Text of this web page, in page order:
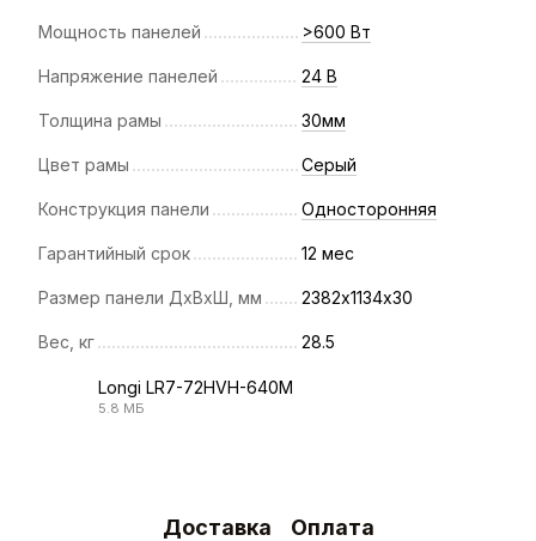
Мощность панелей >600 Вт
Напряжение панелей 24 В
Толщина рамы 30мм
Цвет рамы Серый
Конструкция панели Односторонняя
Гарантийный срок 12 мес
Размер панели ДхВхШ, мм 2382х1134х30
Вес, кг 28.5
Longi LR7-72HVH-640M
5.8 МБ
Доставка Оплата